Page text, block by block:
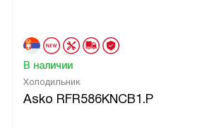
Холодильник
Asko RFR586KNCB1.P
В наличии